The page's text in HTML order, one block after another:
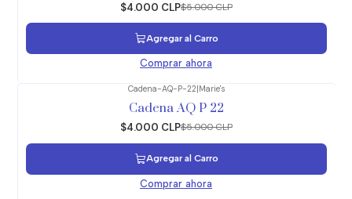
$4.000 CLP$5.000 CLP
Agregar al Carro
Comprar ahora
Cadena-AQ-P-22|Marie's
Cadena AQ P 22
$4.000 CLP$5.000 CLP
Agregar al Carro
Comprar ahora